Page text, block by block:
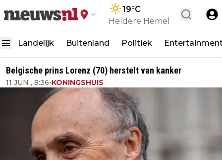
19°C
Heldere Hemel
Landelijk Buitenland Politiek
Belgische prins Lorenz (70) herstelt van kanker
11 JUN , 8:36•KONINGSHUIS